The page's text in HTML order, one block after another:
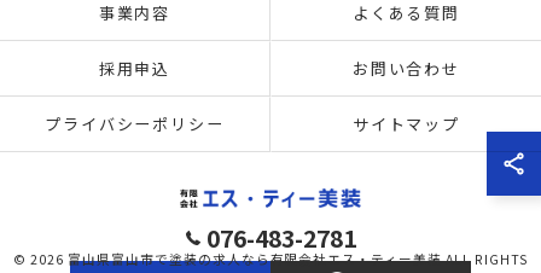
076-483-2781
事業内容 よくある質問
採用申込 お問い合わせ
プライバシーポリシー サイトマップ
© 2026 富山県富山市で塗装の求人なら有限会社エス・ティー美装 ALL RIGHTS